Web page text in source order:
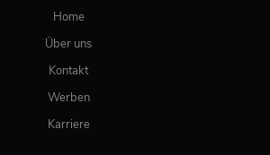
Home
Über uns
Kontakt
Werben
Karriere